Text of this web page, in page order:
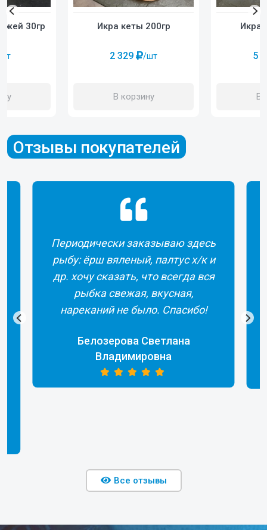
Икра кеты 200гр
2 329 /шт
В корзину
Икра
5
В
30гр
Отзывы покупателей
Периодически заказываю здесь
рыбу: ёрш вяленый, палтус х/к и
др. хочу сказать, что всегда вся
рыбка свежая, вкусная,
нареканий не было. Спасибо!
Белозерова Светлана
Владимировна
Все отзывы